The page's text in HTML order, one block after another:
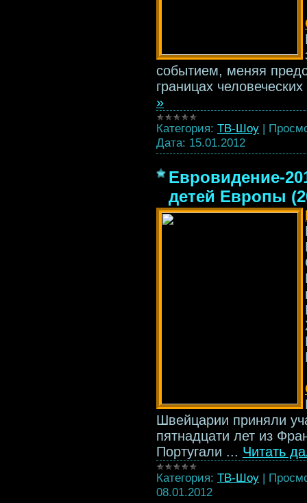
событием, меняя
границах
»
Категория: ТВ-Шоу |
Дата: 15.01.2012
Евровидение-
детей Европы
Швейцарии приняли
пятнадцати лет из
Португали ... Читать
Категория: ТВ-Шоу |
08.01.2012